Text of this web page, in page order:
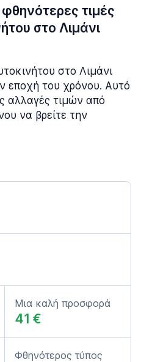
τιμές
στο Λιμάνι
στο Λιμάνι
εποχή του χρόνου. Αυτό
αλλαγές τιμών από
να βρείτε την
Μια καλή προσφορά
41 €
Φθηνότερος τύπος